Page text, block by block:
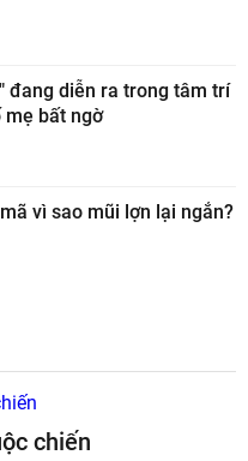
đang diễn ra trong tâm trí
mẹ bất ngờ
vì sao mũi lợn lại ngắn?
chiến